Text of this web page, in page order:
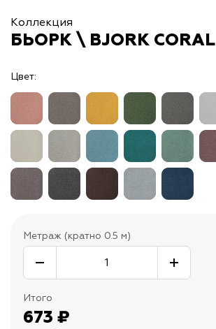
Коллекция
БЬОРК \ BJORK CORAL
Цвет:
Метраж (кратно 0.5 м)
Итого
673 ₽